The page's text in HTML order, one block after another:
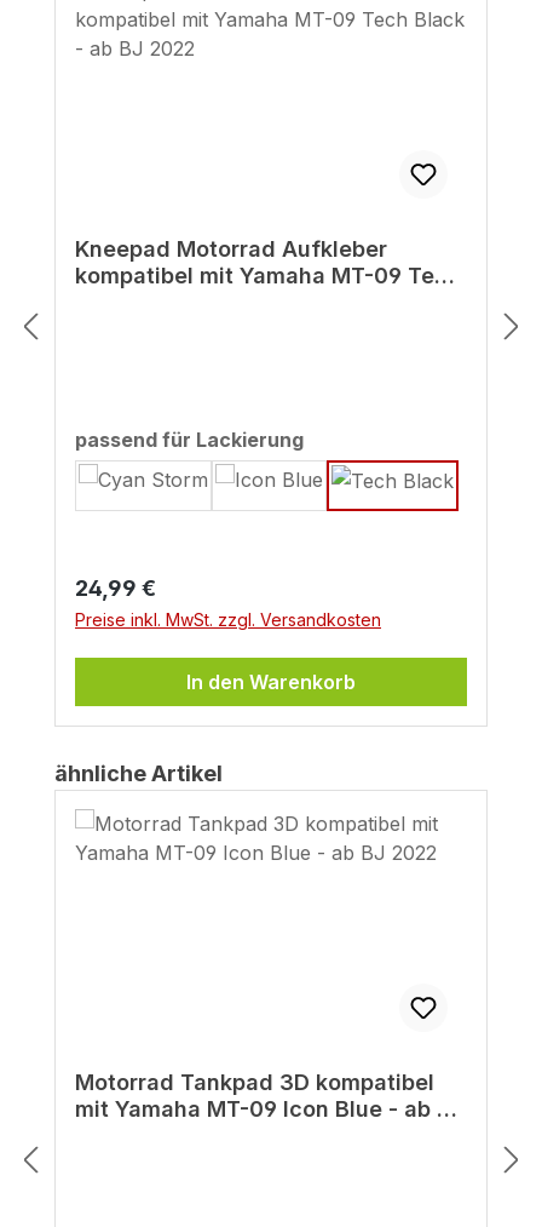
Kneepad Motorrad Aufkleber
kompatibel mit Yamaha MT-09 Tech
passend für Lackierungauswählen
Regulärer Preis:
24,99 €
Preise inkl. MwSt. zzgl. Versandkosten
In den Warenkorb
Produktgalerie überspringen
ähnliche Artikel
Motorrad Tankpad 3D kompatibel
mit Yamaha MT-09 Icon Blue - ab BJ